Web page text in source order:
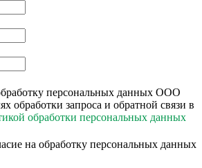
персональных данных ООО
запроса и обратной связи в
обработки персональных данных
на обработку персональных данных